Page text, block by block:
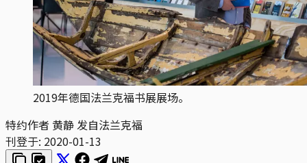
2019年德国法兰克福书展展场。
特约作者 黄静 发自法兰克福
刊登于: 2020-01-13